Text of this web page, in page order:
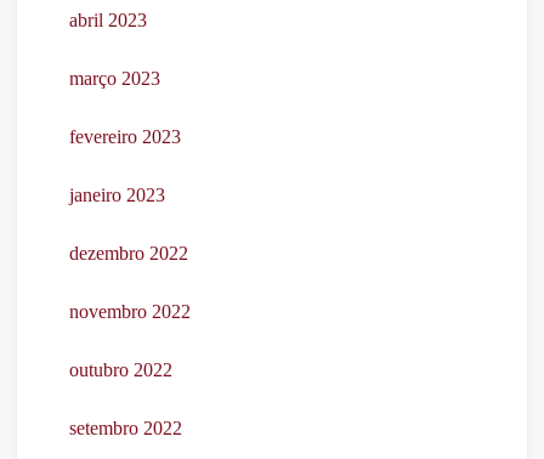
abril 2023
março 2023
fevereiro 2023
janeiro 2023
dezembro 2022
novembro 2022
outubro 2022
setembro 2022